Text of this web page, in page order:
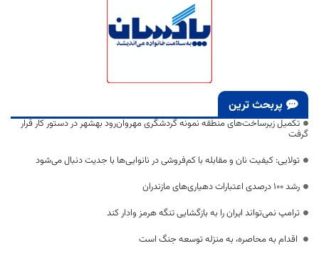
پربحث ترین
تکمیل زیرساخت‌های منطقه نمونه گردشگری مهروان‌رود بهشهر در دستور کار قرار
گرفت
تولایی: کیفیت نان و مقابله با کم‌فروشی در نانوایی‌ها با جدیت دنبال می‌شود
رشد ۱۰۰ درصدی اعتبارات دهیاری‌های مازندران
ترامپ نمی‌تواند ایران را به بازگشایی تنگه هرمز وادار کند
اقدام به محاصره، به منزله توسعه جنگ است